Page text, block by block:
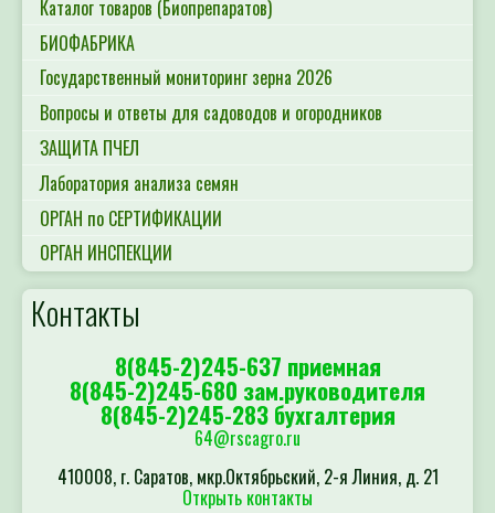
Каталог товаров (Биопрепаратов)
БИОФАБРИКА
Государственный мониторинг зерна 2026
Вопросы и ответы для садоводов и огородников
ЗАЩИТА ПЧЕЛ
Лаборатория анализа семян
ОРГАН по СЕРТИФИКАЦИИ
ОРГАН ИНСПЕКЦИИ
Контакты
8(845-2)245-637 приемная
8(845-2)245-680 зам.руководителя
8(845-2)245-283 бухгалтерия
64@rscagro.ru
410008, г. Саратов, мкр.Октябрьский, 2-я Линия, д. 21
Открыть контакты